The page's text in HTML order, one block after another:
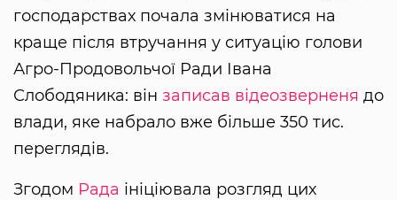
господарствах почала змінюватися на
краще після втручання у ситуацію голови
Агро-Продовольчої Ради Івана
Слободяника: він записав відеозверненя до
влади, яке набрало вже більше 350 тис.
переглядів.
Згодом Рада ініціювала розгляд цих